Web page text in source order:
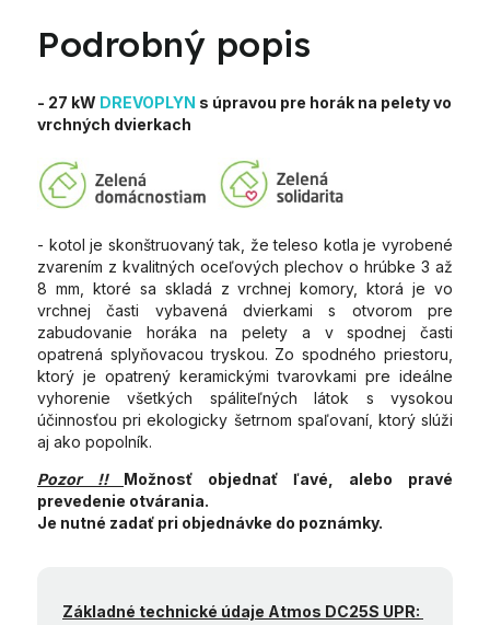
Podrobný popis
- 27 kW DREVOPLYN s úpravou pre horák na pelety vo
vrchných dvierkach
- kotol je skonštruovaný tak, že teleso kotla je vyrobené
zvarením z kvalitných oceľových plechov o hrúbke 3 až
8 mm, ktoré sa skladá z vrchnej komory, ktorá je vo
vrchnej časti vybavená dvierkami s otvorom pre
zabudovanie horáka na pelety a v spodnej časti
opatrená splyňovacou tryskou. Zo spodného priestoru,
ktorý je opatrený keramickými tvarovkami pre ideálne
vyhorenie všetkých spáliteľných látok s vysokou
účinnosťou pri ekologicky šetrnom spaľovaní, ktorý slúži
aj ako popolník.
Pozor !! Možnosť objednať ľavé, alebo pravé
prevedenie otvárania.
Je nutné zadať pri objednávke do poznámky.
Základné technické údaje Atmos DC25S UPR: